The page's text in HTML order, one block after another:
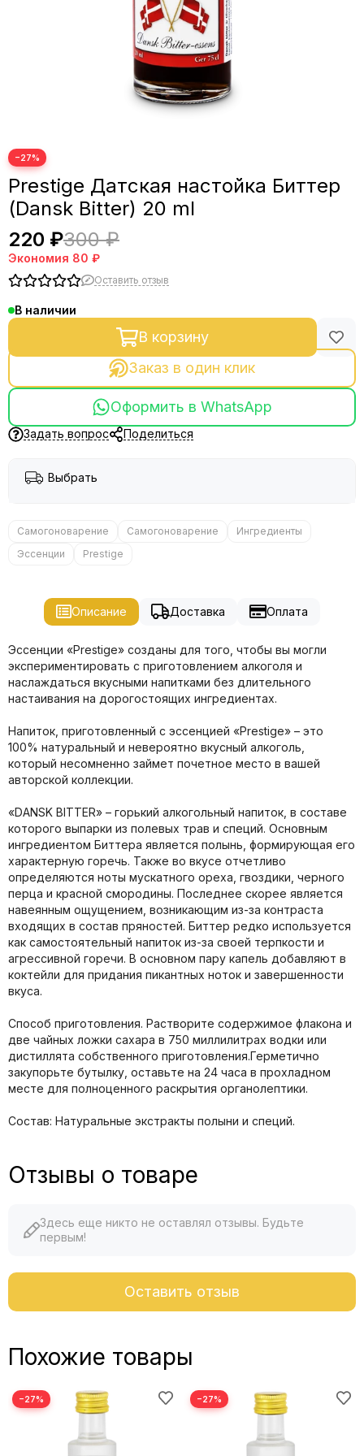
−27%
Prestige Датская настойка Биттер
(Dansk Bitter) 20 ml
220 ₽300 ₽
Экономия 80 ₽
Оставить отзыв
В наличии
В корзину
Заказ в один клик
Оформить в WhatsApp
Задать вопрос Поделиться
Выбрать
Самогоноварение Самогоноварение
Ингредиенты
Эссенции
Prestige
Описание Доставка Оплата
Эссенции «Prestige» созданы для того, чтобы вы могли
экспериментировать с приготовлением алкоголя и
наслаждаться вкусными напитками без длительного
настаивания на дорогостоящих ингредиентах.
Напиток, приготовленный с эссенцией «Prestige» – это
100% натуральный и невероятно вкусный алкоголь,
который несомненно займет почетное место в вашей
авторской коллекции.
«DANSK BITTER» – горький алкогольный напиток, в составе
которого выпарки из полевых трав и специй. Основным
ингредиентом Биттера является полынь, формирующая его
характерную горечь. Также во вкусе отчетливо
определяются ноты мускатного ореха, гвоздики, черного
перца и красной смородины. Последнее скорее является
навеянным ощущением, возникающим из-за контраста
входящих в состав пряностей. Биттер редко используется
как самостоятельный напиток из-за своей терпкости и
агрессивной горечи. В основном пару капель добавляют в
коктейли для придания пикантных ноток и завершенности
вкуса.
Способ приготовления. Растворите содержимое флакона и
две чайных ложки сахара в 750 миллилитрах водки или
дистиллята собственного приготовления.Герметично
закупорьте бутылку, оставьте на 24 часа в прохладном
месте для полноценного раскрытия органолептики.
Состав: Натуральные экстракты полыни и специй.
Отзывы о товаре
Здесь еще никто не оставлял отзывы. Будьте
первым!
Оставить отзыв
Похожие товары
−27% −27%